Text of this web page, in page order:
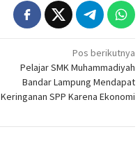
Pos berikutnya
Pelajar SMK Muhammadiyah
Bandar Lampung Mendapat
Keringanan SPP Karena Ekonomi